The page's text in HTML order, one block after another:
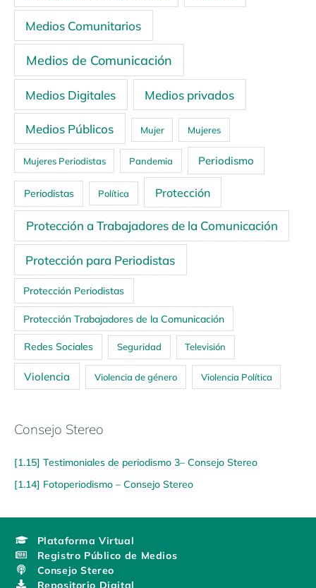
Medios Comunitarios
Medios de Comunicación
Medios Digitales Medios privados
Medios Públicos Mujer Mujeres
Mujeres Periodistas Pandemia Periodismo
Periodistas Política Protección
Protección a Trabajadores de la Comunicación
Protección para Periodistas
Protección Periodistas
Protección Trabajadores de la Comunicación
Redes Sociales Seguridad Televisión
Violencia Violencia de género Violencia Política
Consejo Stereo
[1.15] Testimoniales de periodismo 3– Consejo Stereo
[1.14] Fotoperiodismo – Consejo Stereo
Plataforma Virtual
Registro Público de Medios
Consejo Stereo
Repositorio Digital